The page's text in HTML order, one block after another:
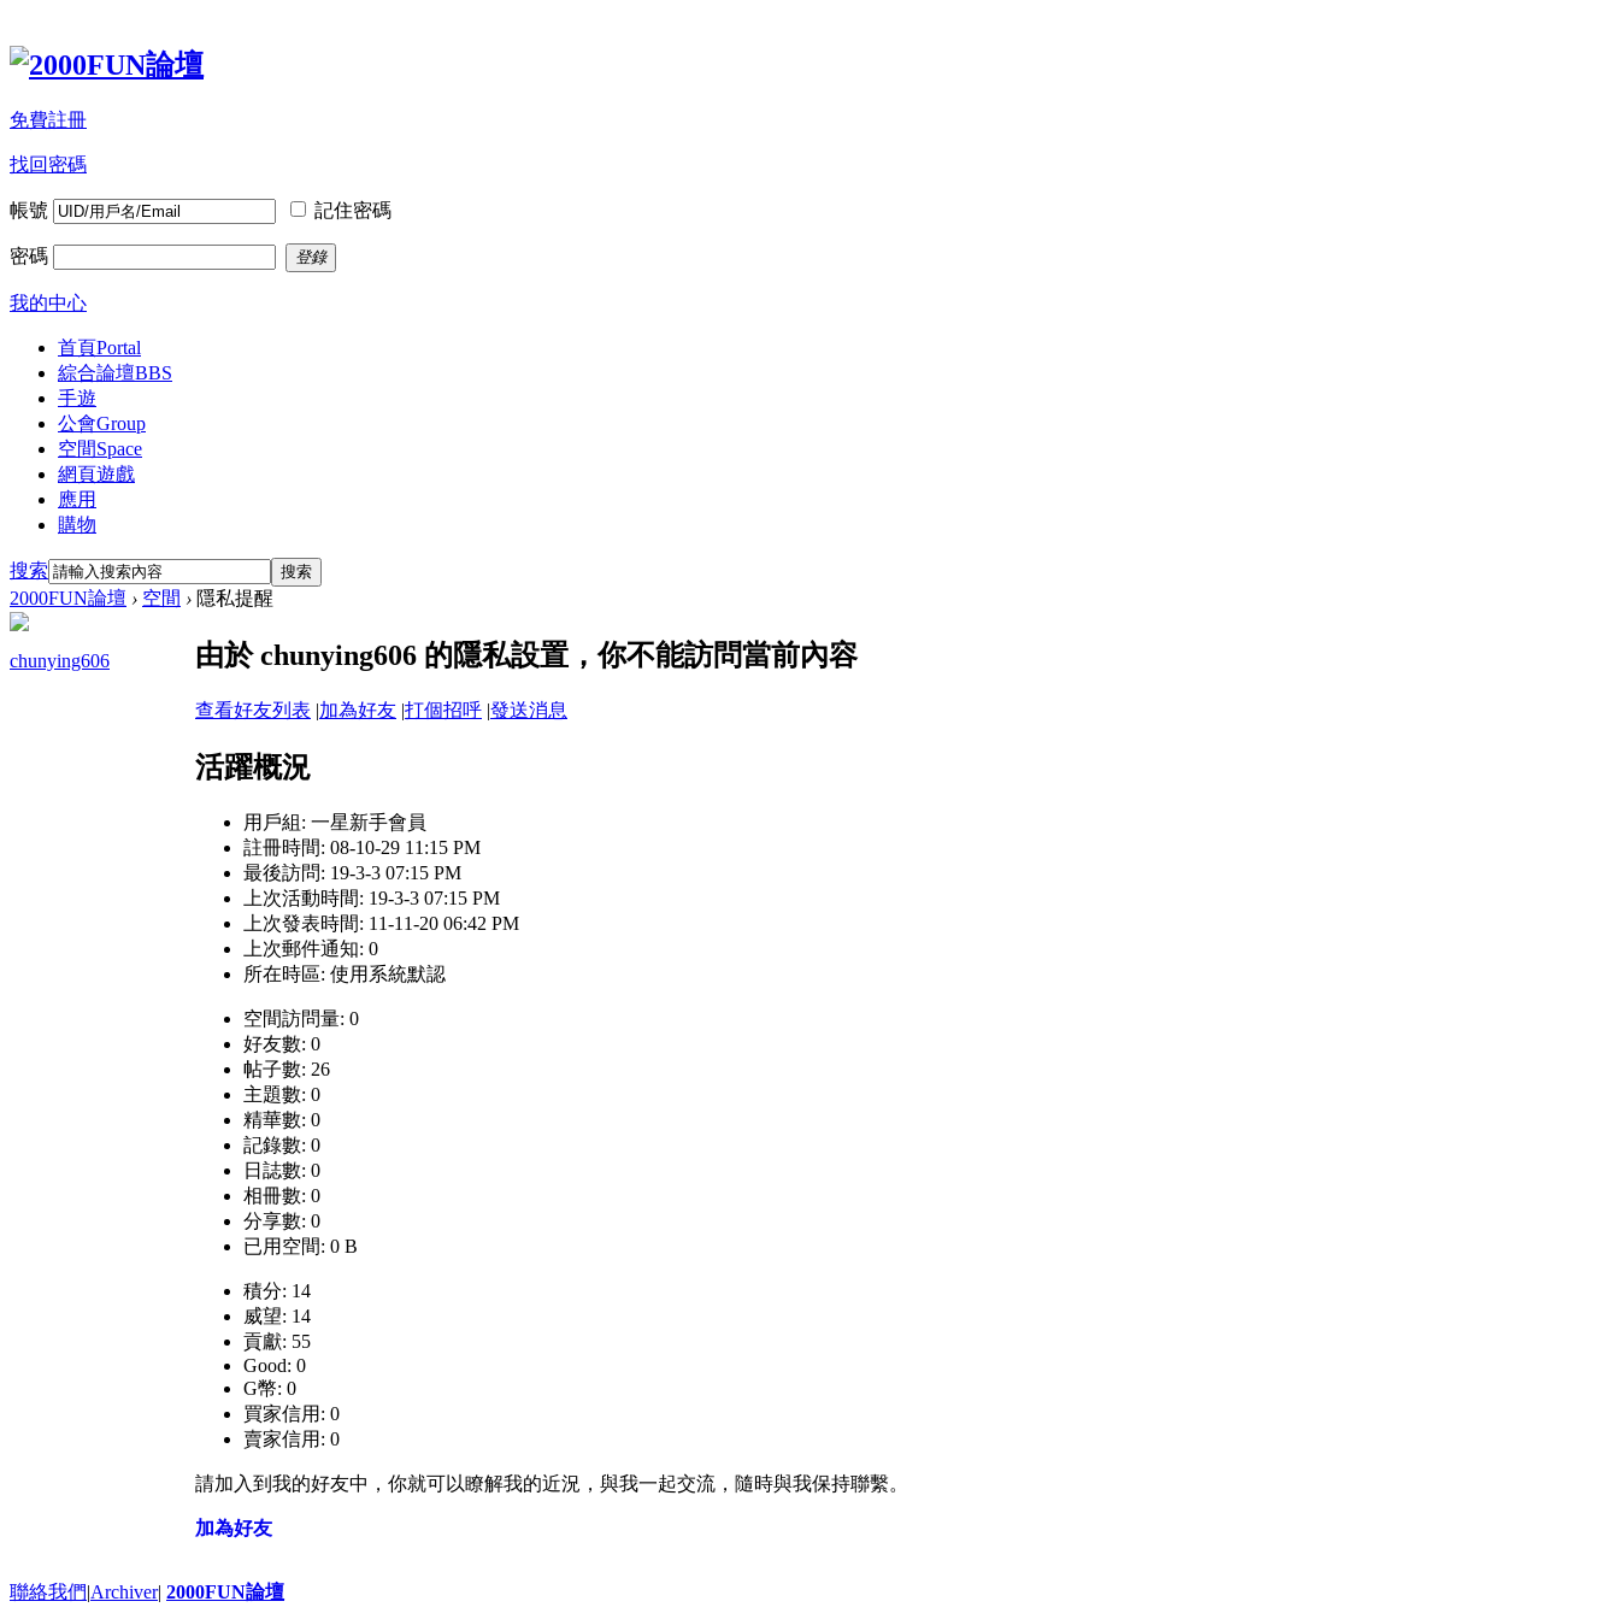
免費註冊
找回密碼
帳號 記住密碼
密碼 登錄
我的中心
首頁Portal
綜合論壇BBS
手遊
公會Group
空間Space
網頁遊戲
應用
購物
搜索 搜索
2000FUN論壇 › 空間 › 隱私提醒
chunying606 由於 chunying606 的隱私設置，你不能訪問當前內容
查看好友列表 |加為好友 |打個招呼 |發送消息
活躍概況
用戶組: 一星新手會員
註冊時間: 08-10-29 11:15 PM
最後訪問: 19-3-3 07:15 PM
上次活動時間: 19-3-3 07:15 PM
上次發表時間: 11-11-20 06:42 PM
上次郵件通知: 0
所在時區: 使用系統默認
空間訪問量: 0
好友數: 0
帖子數: 26
主題數: 0
精華數: 0
記錄數: 0
日誌數: 0
相冊數: 0
分享數: 0
已用空間: 0 B
積分: 14
威望: 14
貢獻: 55
Good: 0
G幣: 0
買家信用: 0
賣家信用: 0
請加入到我的好友中，你就可以瞭解我的近況，與我一起交流，隨時與我保持聯繫。
加為好友
聯絡我們|Archiver| 2000FUN論壇